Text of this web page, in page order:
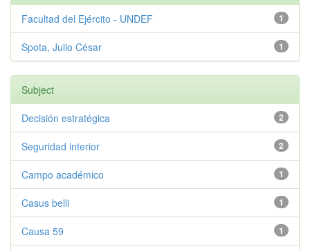
1
Facultad del Ejército - UNDEF
1
Spota, Julio César
Subject
2
Decisión estratégica
2
Seguridad interior
1
Campo académico
1
Casus belli
1
Causa 59